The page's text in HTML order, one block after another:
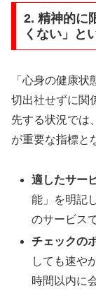
2. 精神的に
くない」と
「心身の健康
切出社せずに関
先する状況では
が重要な指標と
適したサー
能」を明記
のサービス
チェックの
しても速や
時間以内に